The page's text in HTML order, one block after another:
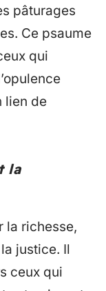
pâturages
Ce psaume
qui
lien de
la
la richesse,
justice. Il
ceux qui